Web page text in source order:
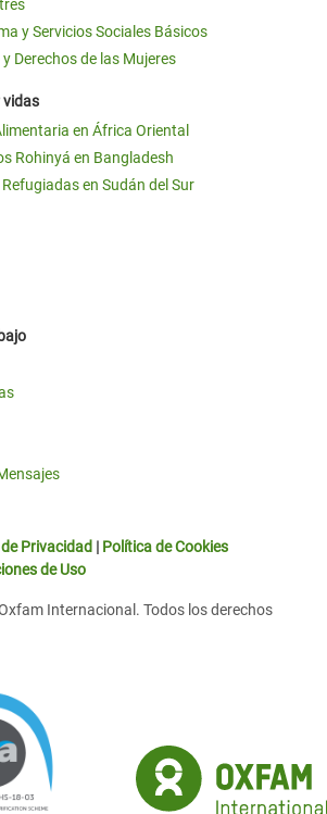
y Servicios Sociales Básicos
Derechos de las Mujeres
vidas
en África Oriental
Rohinyá en Bangladesh
en Sudán del Sur
Privacidad | Política de Cookies
de Uso
Internacional. Todos los derechos